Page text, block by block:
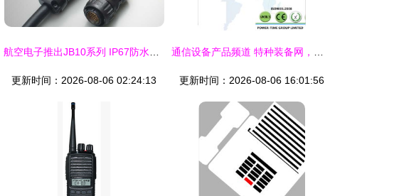
更新时间：2026-08-06 02:24:13 更新时间：2026-08-06 16:01:56